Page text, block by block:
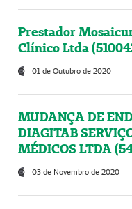
Prestador
Clínico Ltda
01 de Outubro de 2020
MUDANÇA DE
DIAGITAB
MÉDICOS LTDA
03 de Novembro de 2020